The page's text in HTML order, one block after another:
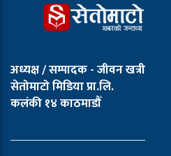
अध्यक्ष / सम्पादक - जीवन खत्री
सेतोमाटो मिडिया प्रा.लि.
कलंकी १४ काठमाडौँ